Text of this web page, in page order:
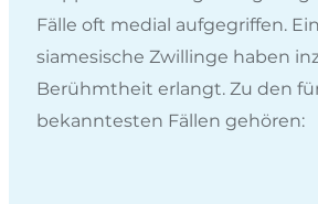
Fälle oft medial aufgegriffen.
siamesische Zwillinge haben
Berühmtheit erlangt. Zu den
bekanntesten Fällen gehören: